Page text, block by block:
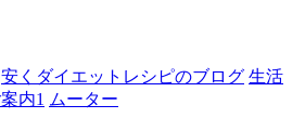
安くダイエットレシピのブログ 生活
内1 ムーター